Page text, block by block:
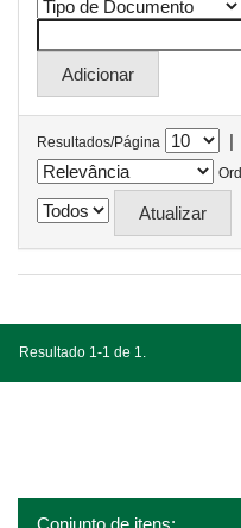
Resultados/Página |
Resultado 1-1 de 1.
Conjunto de itens: